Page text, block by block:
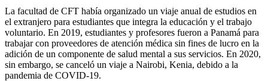
La facultad de CFT había organizado un viaje anual de estudios en
el extranjero para estudiantes que integra la educación y el trabajo
voluntario. En 2019, estudiantes y profesores fueron a Panamá para
trabajar con proveedores de atención médica sin fines de lucro en la
adición de un componente de salud mental a sus servicios. En 2020,
sin embargo, se canceló un viaje a Nairobi, Kenia, debido a la
pandemia de COVID-19.